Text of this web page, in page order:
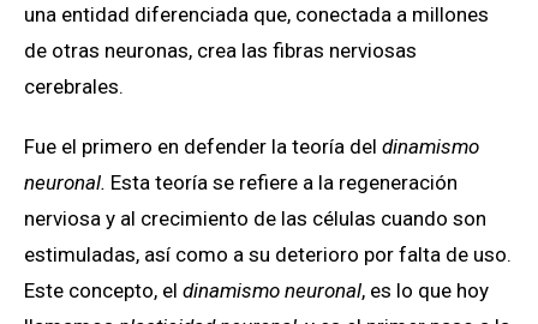
una entidad diferenciada que, conectada a millones
de otras neuronas, crea las fibras nerviosas
cerebrales.
Fue el primero en defender la teoría del dinamismo
neuronal. Esta teoría se refiere a la regeneración
nerviosa y al crecimiento de las células cuando son
estimuladas, así como a su deterioro por falta de uso.
Este concepto, el dinamismo neuronal, es lo que hoy